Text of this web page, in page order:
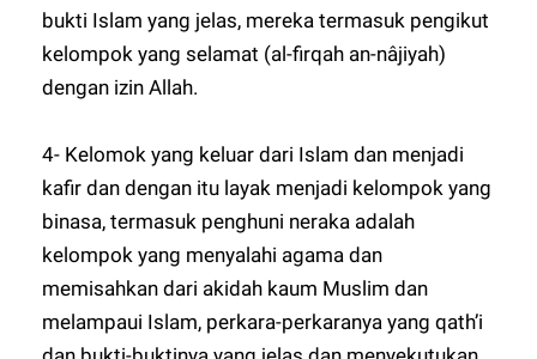
bukti Islam yang jelas, mereka termasuk pengikut
kelompok yang selamat (al-firqah an-nâjiyah)
dengan izin Allah.
4- Kelomok yang keluar dari Islam dan menjadi
kafir dan dengan itu layak menjadi kelompok yang
binasa, termasuk penghuni neraka adalah
kelompok yang menyalahi agama dan
memisahkan dari akidah kaum Muslim dan
melampaui Islam, perkara-perkaranya yang qath’i